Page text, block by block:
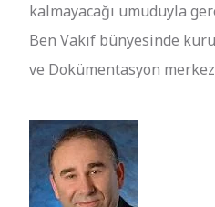
kalmayacağı umuduyla
Ben Vakıf bünyesinde
ve Dokümentasyon